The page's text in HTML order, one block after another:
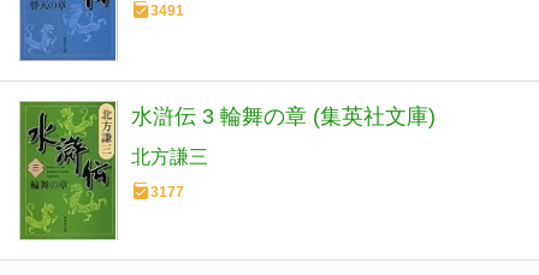
3491
水滸伝 3 輪舞の章 (集英社文庫)
北方謙三
3177